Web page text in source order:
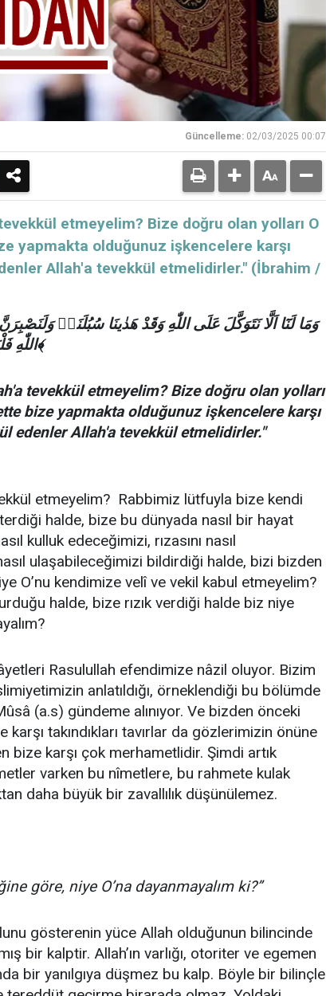
Güncelleme: 02/03/2025 00:07
etmeyelim? Bize doğru olan yolları O
yapmakta olduğunuz işkencelere karşı
Allah'a tevekkül etmelidirler." (İbrahim /
وَمَا لَنَٓا اَلَّا نَتَوَكَّلَ عَلَى اللّٰهِ وَقَدْ هَدٰينَا سُبُلَنَاۜ
اللّٰهِ فَلْيَتَوَكَّلِ الْمُتَوَكِّلُونَ۟ ﴿١٢﴾
tevekkül etmeyelim? Bize doğru olan yolları
bize yapmakta olduğunuz işkencelere karşı
edenler Allah'a tevekkül etmelidirler."
etmeyelim? Rabbimiz lütfuyla bize kendi
halde, bize bu dünyada nasıl bir hayat
kulluk edeceğimizi, rızasını nasıl
ulaşabileceğimizi bildirdiği halde, bizi bizden
O’nu kendimize velî ve vekil kabul etmeyelim?
halde, bize rızık verdiği halde biz niye
Rasulullah efendimize nâzil oluyor. Bizim
anlatıldığı, örneklendiği bu bölümde
(a.s) gündeme alınıyor. Ve bizden önceki
takındıkları tavırlar da gözlerimizin önüne
bize karşı çok merhametlidir. Şimdi artık
varken bu nîmetlere, bu rahmete kulak
daha büyük bir zavallılık düşünülemez.
göre, niye O’na dayanmayalım ki?”
gösterenin yüce Allah olduğunun bilincinde
bir kalptir. Allah’ın varlığı, otoriter ve egemen
bir yanılgıya düşmez bu kalp. Böyle bir bilinçle